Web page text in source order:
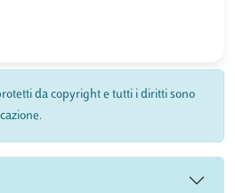
da copyright e tutti i diritti sono